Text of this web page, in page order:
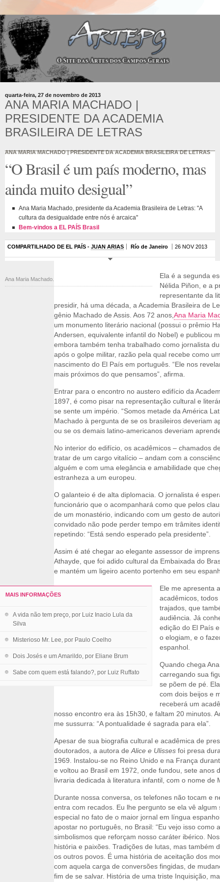
quarta-feira, 27 de novembro de 2013
ANA MARIA MACHADO |
PRESIDENTE DA ACADEMIA
BRASILEIRA DE LETRAS
ANA MARIA MACHADO | PRESIDENTE DA ACADEMIA BRASILEIRA DE LETRAS
“O Brasil é um país moderno, mas
ainda muito desigual”
Ana Maria Machado, presidente da Academia Brasileira de Letras: "A
cultura da desigualdade entre nós é arcaica"
Bem-vindos a EL PAÍS Brasil
COMPARTILHADO DE EL PAÍS - JUAN ARIAS Río de Janeiro 26 NOV 2013
Ana Maria Machado.
Ela é a segunda
Nélida Piñon, e a
representante da
presidir, há uma década, a Academia Brasileira de
gênio Machado de Assis. Aos 72 anos,Ana Maria
um monumento literário nacional (possui o prêmio
Andersen, equivalente infantil do Nobel) e publicou
embora também tenha trabalhado como jornalista
após o golpe militar, razão pela qual recebe como
nascimento do El País em português. “Ele nos
mais próximos do que pensamos”, afirma.
Entrar para o encontro no austero edifício da
1897, é como pisar na representação cultural e
se sente um império. “Somos metade da América
Machado à pergunta de se os brasileiros deveriam
ou se os demais latino-americanos deveriam
No interior do edifício, os acadêmicos – chamados
tratar de um cargo vitalício – andam com a
alguém e com uma elegância e amabilidade que
estranheza a um europeu.
O galanteio é de alta diplomacia. O jornalista é
funcionário que o acompanhará como que pelos
de um monastério, indicando com um gesto de
convidado não pode perder tempo em trâmites
repetindo: “Está sendo esperado pela presidente”.
Assim é até chegar ao elegante assessor de
Athayde, que foi adido cultural da Embaixada do
e mantém um ligeiro acento portenho em seu
MAIS INFORMAÇÕES
A vida não tem preço, por Luiz Inacio Lula da
Silva
Misterioso Mr. Lee, por Paulo Coelho
Dois Josés e um Amarildo, por Eliane Brum
Sabe com quem está falando?, por Luiz Ruffato
Ele me apresenta
acadêmicos,
trajados, que
audiência. Já
edição do El País
o elogiam, e o
espanhol.
Quando chega
carregando sua
se põem de pé.
com dois beijos e
receberá um
nosso encontro era às 15h30, e faltam 20 minutos.
me sussurra: “A pontualidade é sagrada para ela”.
Apesar de sua biografia cultural e acadêmica de
doutorados, a autora deAlice e Ulisses foi presa
1969. Instalou-se no Reino Unido e na França
e voltou ao Brasil em 1972, onde fundou, sete anos
livraria dedicada à literatura infantil, com o nome de
Durante nossa conversa, os telefones não tocam e
entra com recados. Eu lhe pergunto se ela vê algum
especial no fato de o maior jornal em língua
apostar no português, no Brasil: “Eu vejo isso como
simbolismos que reforçam nosso caráter ibérico.
história e paixões. Tradições de lutas, mas também
os outros povos. É uma história de aceitação dos
com aquela carga de conversões fingidas, de
fim de se salvar. História de uma triste Inquisição,